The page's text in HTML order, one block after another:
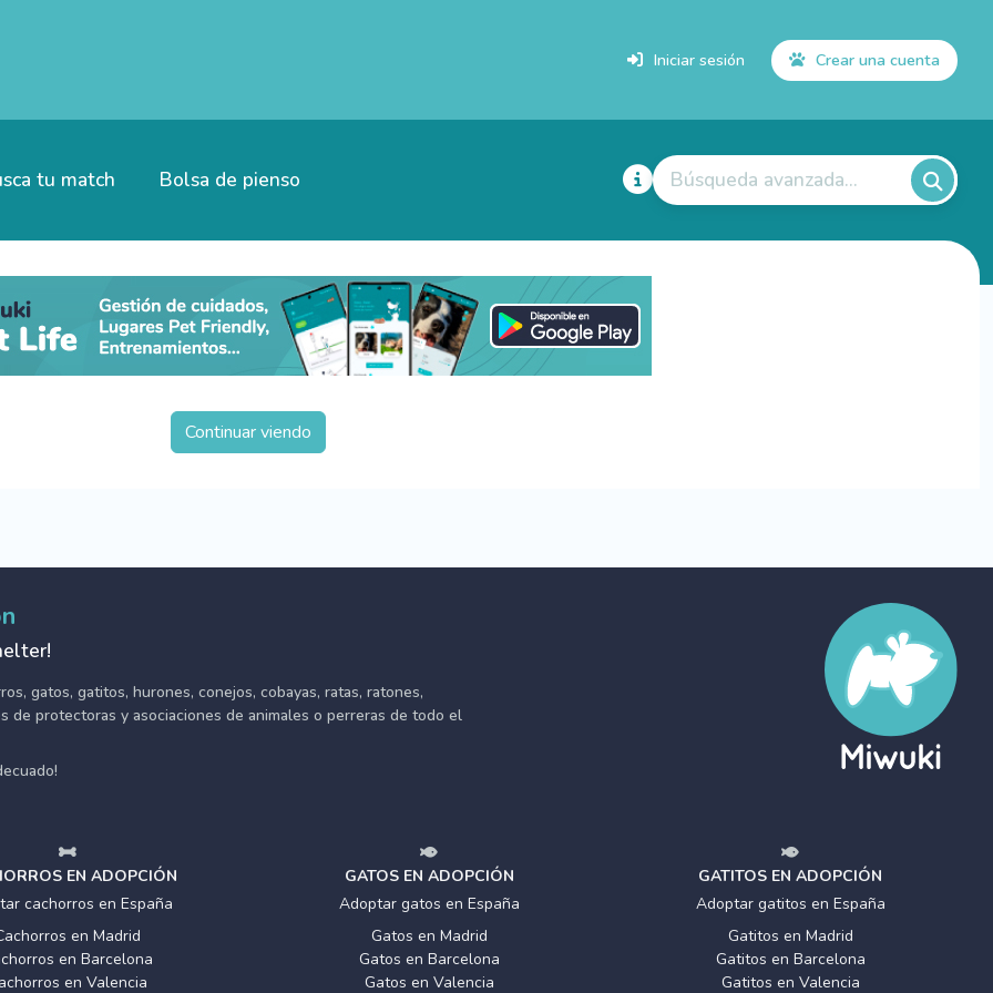
Iniciar sesión Crear una cuenta
tu match Bolsa de pienso Búsqueda avanzada...
Continuar viendo
gatos, gatitos, hurones, conejos, cobayas, ratas, ratones,
de protectoras y asociaciones de animales o perreras de todo el
EN ADOPCIÓN
cachorros en España
en Madrid
en Barcelona
en Valencia
GATOS EN ADOPCIÓN
Adoptar gatos en España
Gatos en Madrid
Gatos en Barcelona
Gatos en Valencia
GATITOS EN ADOPCIÓN
Adoptar gatitos en España
Gatitos en Madrid
Gatitos en Barcelona
Gatitos en Valencia